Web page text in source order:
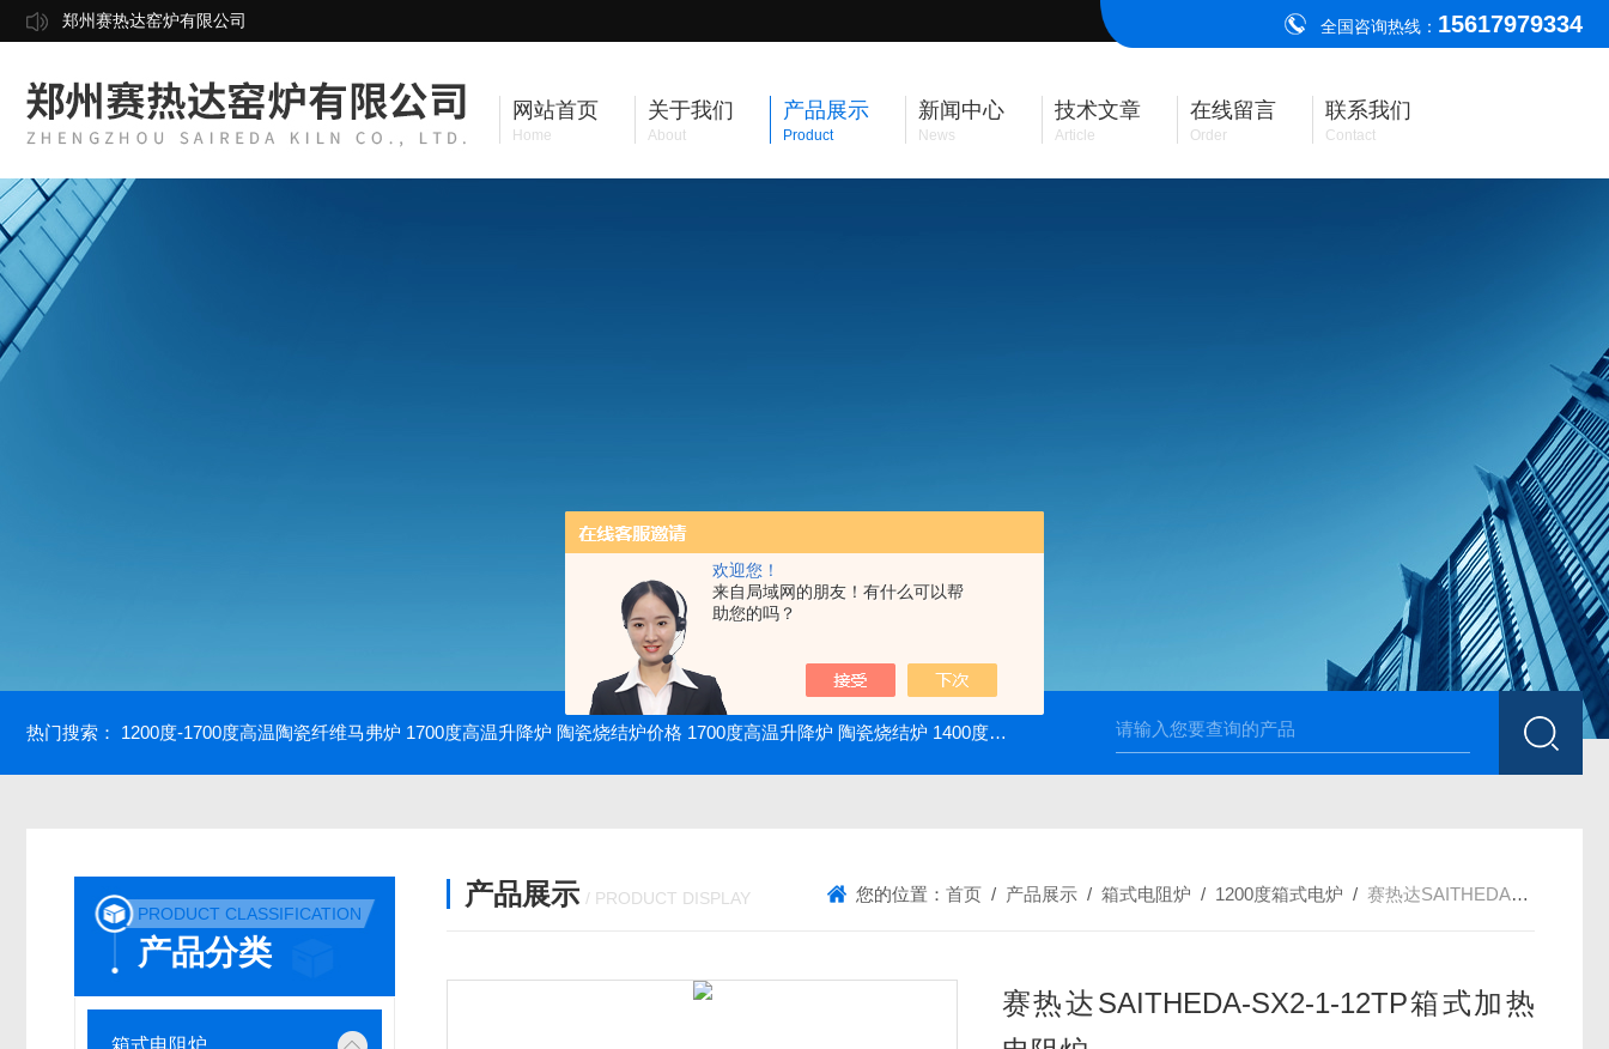
欢迎您！
来自局域网的朋友！有什么可以帮
助您的吗？
郑州赛热达窑炉有限公司 全国咨询热线： 15617979334
网站首页
Home
关于我们
About
产品展示
Product
新闻中心
News
技术文章
Article
在线留言
Order
联系我们
Contact
热门搜索： 1200度-1700度高温陶瓷纤维马弗炉 1700度高温升降炉 陶瓷烧结炉价格 1700度高温升降炉 陶瓷烧结炉 1400度电动升降炉 实验室使用 高温烧结升降炉 可四面加热 1700度升降式马弗炉 烧
PRODUCT CLASSIFICATION
产品分类
箱式电阻炉
产品展示 / PRODUCT DISPLAY 您的位置：首页 / 产品展示 /箱式电阻炉 / 1200度箱式电炉 / 赛热达SAITHEDA-SX2-1-12TP箱式加热电阻炉
赛热达SAITHEDA-SX2-1-12TP箱式加热